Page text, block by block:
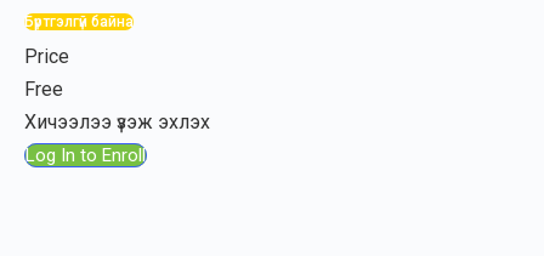
Бүртгэлгүй байна
Price
Free
Хичээлээ үзэж эхлэх
Log In to Enroll